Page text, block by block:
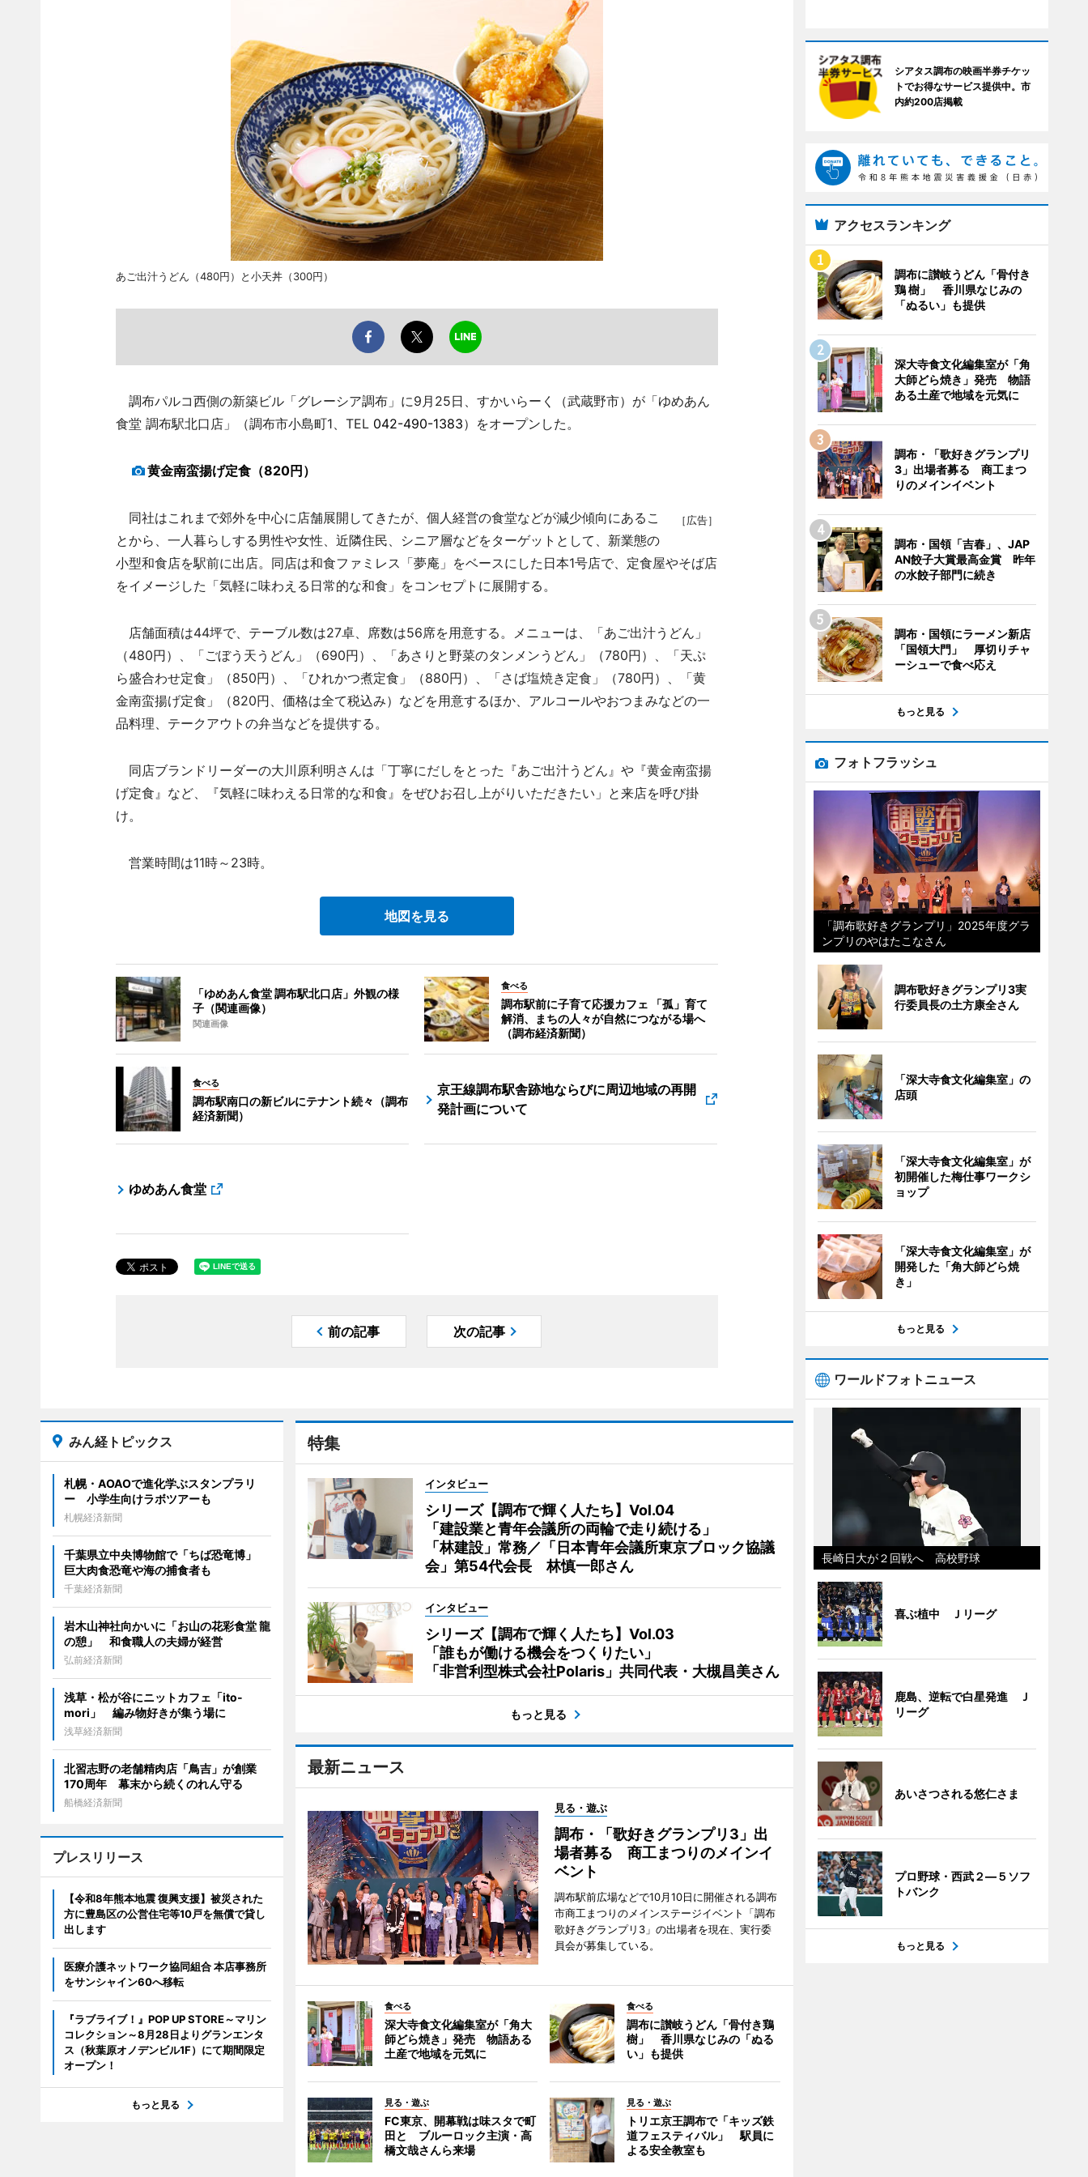
あご出汁うどん（480円）と小天丼（300円）
調布パルコ西側の新築ビル「グレーシア調布」に9月25日、すかいらーく（武蔵野市）が「ゆめあん
食堂 調布駅北口店」（調布市小島町1、TEL 042-490-1383）をオープンした。
黄金南蛮揚げ定食（820円）
［広告］
同社はこれまで郊外を中心に店舗展開してきたが、個人経営の食堂などが減少傾向にあるこ
とから、一人暮らしする男性や女性、近隣住民、シニア層などをターゲットとして、新業態の
小型和食店を駅前に出店。同店は和食ファミレス「夢庵」をベースにした日本1号店で、定食屋やそば店
をイメージした「気軽に味わえる日常的な和食」をコンセプトに展開する。
店舗面積は44坪で、テーブル数は27卓、席数は56席を用意する。メニューは、「あご出汁うどん」
（480円）、「ごぼう天うどん」（690円）、「あさりと野菜のタンメンうどん」（780円）、「天ぷ
ら盛合わせ定食」（850円）、「ひれかつ煮定食」（880円）、「さば塩焼き定食」（780円）、「黄
金南蛮揚げ定食」（820円、価格は全て税込み）などを用意するほか、アルコールやおつまみなどの一
品料理、テークアウトの弁当などを提供する。
同店ブランドリーダーの大川原利明さんは「丁寧にだしをとった『あご出汁うどん』や『黄金南蛮揚
げ定食』など、『気軽に味わえる日常的な和食』をぜひお召し上がりいただきたい」と来店を呼び掛
け。
営業時間は11時～23時。
地図を見る
「ゆめあん食堂 調布駅北口店」外観の様
子（関連画像）
関連画像
食べる
調布駅前に子育て応援カフェ 「孤」育て
解消、まちの人々が自然につながる場へ
（調布経済新聞）
食べる
調布駅南口の新ビルにテナント続々（調布
経済新聞）
京王線調布駅舎跡地ならびに周辺地域の再開
発計画について
ゆめあん食堂
前の記事 次の記事
特集
インタビュー
シリーズ【調布で輝く人たち】Vol.04
「建設業と青年会議所の両輪で走り続ける」
「林建設」常務／「日本青年会議所東京ブロック協議
会」第54代会長 林慎一郎さん
インタビュー
シリーズ【調布で輝く人たち】Vol.03
「誰もが働ける機会をつくりたい」
「非営利型株式会社Polaris」共同代表・大槻昌美さん
もっと見る
最新ニュース
見る・遊ぶ
調布・「歌好きグランプリ3」出
場者募る 商工まつりのメインイ
ベント
調布駅前広場などで10月10日に開催される調布
市商工まつりのメインステージイベント「調布
歌好きグランプリ3」の出場者を現在、実行委
員会が募集している。
食べる
深大寺食文化編集室が「角大
師どら焼き」発売 物語ある
土産で地域を元気に
食べる
調布に讃岐うどん「骨付き鶏
樹」 香川県なじみの「ぬる
い」も提供
見る・遊ぶ
FC東京、開幕戦は味スタで町
田と ブルーロック主演・高
橋文哉さんら来場
見る・遊ぶ
トリエ京王調布で「キッズ鉄
道フェスティバル」 駅員に
よる安全教室も
みん経トピックス
札幌・AOAOで進化学ぶスタンプラリ
ー 小学生向けラボツアーも
札幌経済新聞
千葉県立中央博物館で「ちば恐竜博」
巨大肉食恐竜や海の捕食者も
千葉経済新聞
岩木山神社向かいに「お山の花彩食堂 龍
の憩」 和食職人の夫婦が経営
弘前経済新聞
浅草・松が谷にニットカフェ「ito-
mori」 編み物好きが集う場に
浅草経済新聞
北習志野の老舗精肉店「鳥吉」が創業
170周年 幕末から続くのれん守る
船橋経済新聞
プレスリリース
【令和8年熊本地震 復興支援】被災された
方に豊島区の公営住宅等10戸を無償で貸し
出します
医療介護ネットワーク協同組合 本店事務所
をサンシャイン60へ移転
『ラブライブ！』POP UP STORE～マリン
コレクション～8月28日よりグランエンタ
ス（秋葉原オノデンビル1F）にて期間限定
オープン！
もっと見る
シアタス調布の映画半券チケッ
トでお得なサービス提供中。市
内約200店掲載
アクセスランキング
調布に讃岐うどん「骨付き
鶏 樹」 香川県なじみの
「ぬるい」も提供
深大寺食文化編集室が「角
大師どら焼き」発売 物語
ある土産で地域を元気に
調布・「歌好きグランプリ
3」出場者募る 商工まつ
りのメインイベント
調布・国領「吉春」、JAP
AN餃子大賞最高金賞 昨年
の水餃子部門に続き
調布・国領にラーメン新店
「国領大門」 厚切りチャ
ーシューで食べ応え
もっと見る
フォトフラッシュ
「調布歌好きグランプリ」2025年度グラ
ンプリのやはたこなさん
調布歌好きグランプリ3実
行委員長の土方康全さん
「深大寺食文化編集室」の
店頭
「深大寺食文化編集室」が
初開催した梅仕事ワークシ
ョップ
「深大寺食文化編集室」が
開発した「角大師どら焼
き」
もっと見る
ワールドフォトニュース
長崎日大が２回戦へ 高校野球
喜ぶ植中 Ｊリーグ
鹿島、逆転で白星発進 Ｊ
リーグ
あいさつされる悠仁さま
プロ野球・西武２―５ソフ
トバンク
もっと見る